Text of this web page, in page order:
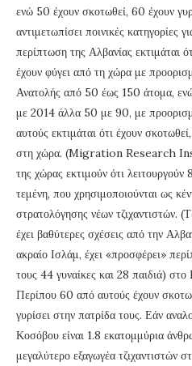
ενώ 50 έχουν σκοτωθεί, 60 έχουν
αντιμετωπίσει ποινικές κατηγορίες
περίπτωση της Αλβανίας εκτιμάται
έχουν φύγει από τη χώρα με
Ανατολής από 50 έως 150 άτομα,
με 2014 άλλα 50 με 90, με
αυτούς εκτιμάται ότι έχουν
στη χώρα. (Migration Research
της χώρας εκτιμούν ότι
τεμένη, που χρησιμοποιούνται ως
στρατολόγησης νέων τζιχαντιστών.
έχει βαθύτερες σχέσεις από την
ακραίο Ισλάμ, έχει «προσφέρει»
τους 44 γυναίκες και 28 παιδιά)
Περίπου 60 από αυτούς έχουν
γυρίσει στην πατρίδα τους. Εάν
Κοσόβου είναι 1.8 εκατομμύρια
μεγαλύτερο εξαγωγέα τζιχαντιστών